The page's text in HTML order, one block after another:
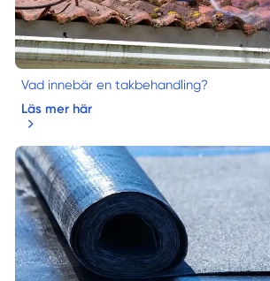
Vad innebär en takbehandling?
Läs mer här